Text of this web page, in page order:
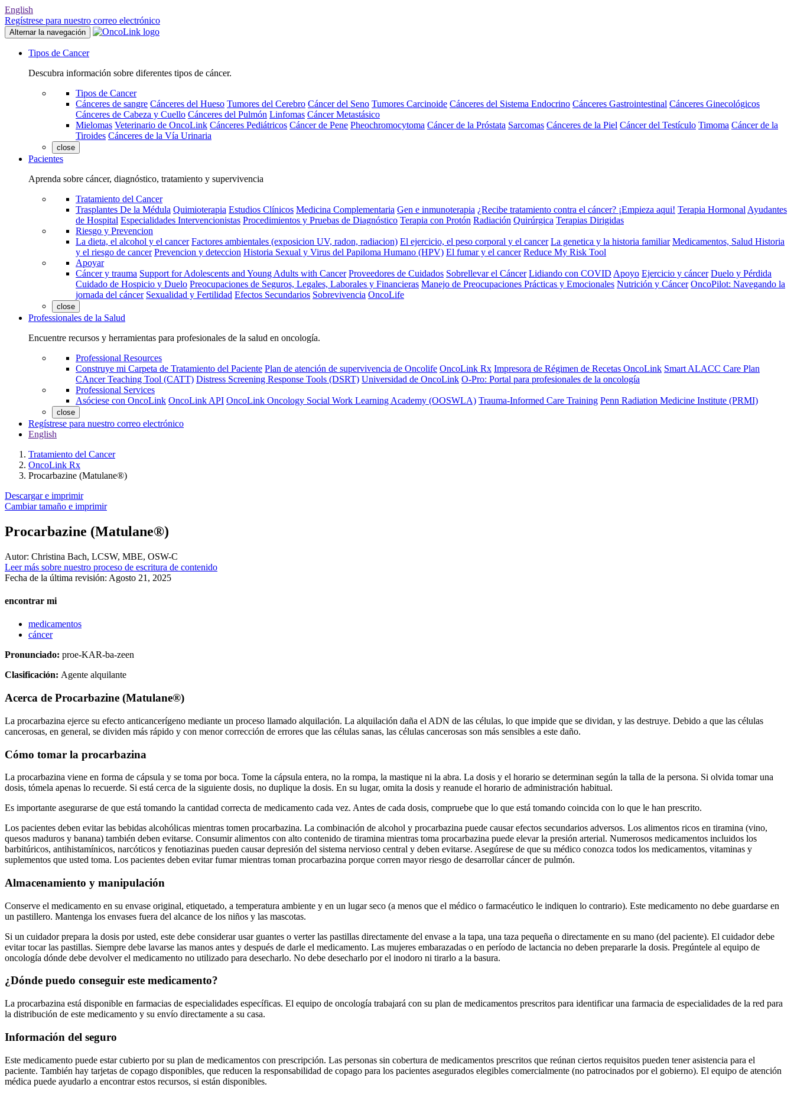
English
Regístrese para nuestro correo electrónico
Alternar la navegación
Tipos de Cancer
Descubra información sobre diferentes tipos de cáncer.
Tipos de Cancer
Cánceres de sangre Cánceres del Hueso Tumores del Cerebro Cáncer del Seno Tumores Carcinoide Cánceres del Sistema Endocrino Cánceres Gastrointestinal Cánceres Ginecológicos
Cánceres de Cabeza y Cuello Cánceres del Pulmón Linfomas Cáncer Metastásico
Mielomas Veterinario de OncoLink Cánceres Pediátricos Cáncer de Pene Pheochromocytoma Cáncer de la Próstata Sarcomas Cánceres de la Piel Cáncer del Testículo Timoma Cáncer de la
Tiroides Cánceres de la Vía Urinaria
close
Pacientes
Aprenda sobre cáncer, diagnóstico, tratamiento y supervivencia
Tratamiento del Cancer
Trasplantes De la Médula Quimioterapia Estudios Clínicos Medicina Complementaria Gen e inmunoterapia ¿Recibe tratamiento contra el cáncer? ¡Empieza aqui! Terapia Hormonal Ayudantes
de Hospital Especialidades Intervencionistas Procedimientos y Pruebas de Diagnóstico Terapia con Protón Radiación Quirúrgica Terapias Dirigidas
Riesgo y Prevencion
La dieta, el alcohol y el cancer Factores ambientales (exposicion UV, radon, radiacion) El ejercicio, el peso corporal y el cancer La genetica y la historia familiar Medicamentos, Salud Historia
y el riesgo de cancer Prevencion y deteccion Historia Sexual y Virus del Papiloma Humano (HPV) El fumar y el cancer Reduce My Risk Tool
Apoyar
Cáncer y trauma Support for Adolescents and Young Adults with Cancer Proveedores de Cuidados Sobrellevar el Cáncer Lidiando con COVID Apoyo Ejercicio y cáncer Duelo y Pérdida
Cuidado de Hospicio y Duelo Preocupaciones de Seguros, Legales, Laborales y Financieras Manejo de Preocupaciones Prácticas y Emocionales Nutrición y Cáncer OncoPilot: Navegando la
jornada del cáncer Sexualidad y Fertilidad Efectos Secundarios Sobrevivencia OncoLife
close
Professionales de la Salud
Encuentre recursos y herramientas para profesionales de la salud en oncología.
Professional Resources
Construye mi Carpeta de Tratamiento del Paciente Plan de atención de supervivencia de Oncolife OncoLink Rx Impresora de Régimen de Recetas OncoLink Smart ALACC Care Plan
CAncer Teaching Tool (CATT) Distress Screening Response Tools (DSRT) Universidad de OncoLink O-Pro: Portal para profesionales de la oncología
Professional Services
Asóciese con OncoLink OncoLink API OncoLink Oncology Social Work Learning Academy (OOSWLA) Trauma-Informed Care Training Penn Radiation Medicine Institute (PRMI)
close
Regístrese para nuestro correo electrónico
English
Tratamiento del Cancer
OncoLink Rx
Procarbazine (Matulane®)
Descargar e imprimir
Cambiar tamaño e imprimir
Procarbazine (Matulane®)
Autor: Christina Bach, LCSW, MBE, OSW-C
Leer más sobre nuestro proceso de escritura de contenido
Fecha de la última revisión: Agosto 21, 2025
encontrar mi
medicamentos
cáncer
Pronunciado: proe-KAR-ba-zeen
Clasificación: Agente alquilante
Acerca de Procarbazine (Matulane®)
La procarbazina ejerce su efecto anticancerígeno mediante un proceso llamado alquilación. La alquilación daña el ADN de las células, lo que impide que se dividan, y las destruye. Debido a que las células
cancerosas, en general, se dividen más rápido y con menor corrección de errores que las células sanas, las células cancerosas son más sensibles a este daño.
Cómo tomar la procarbazina
La procarbazina viene en forma de cápsula y se toma por boca. Tome la cápsula entera, no la rompa, la mastique ni la abra. La dosis y el horario se determinan según la talla de la persona. Si olvida tomar una
dosis, tómela apenas lo recuerde. Si está cerca de la siguiente dosis, no duplique la dosis. En su lugar, omita la dosis y reanude el horario de administración habitual.
Es importante asegurarse de que está tomando la cantidad correcta de medicamento cada vez. Antes de cada dosis, compruebe que lo que está tomando coincida con lo que le han prescrito.
Los pacientes deben evitar las bebidas alcohólicas mientras tomen procarbazina. La combinación de alcohol y procarbazina puede causar efectos secundarios adversos. Los alimentos ricos en tiramina (vino,
quesos maduros y banana) también deben evitarse. Consumir alimentos con alto contenido de tiramina mientras toma procarbazina puede elevar la presión arterial. Numerosos medicamentos incluidos los
barbitúricos, antihistamínicos, narcóticos y fenotiazinas pueden causar depresión del sistema nervioso central y deben evitarse. Asegúrese de que su médico conozca todos los medicamentos, vitaminas y
suplementos que usted toma. Los pacientes deben evitar fumar mientras toman procarbazina porque corren mayor riesgo de desarrollar cáncer de pulmón.
Almacenamiento y manipulación
Conserve el medicamento en su envase original, etiquetado, a temperatura ambiente y en un lugar seco (a menos que el médico o farmacéutico le indiquen lo contrario). Este medicamento no debe guardarse en
un pastillero. Mantenga los envases fuera del alcance de los niños y las mascotas.
Si un cuidador prepara la dosis por usted, este debe considerar usar guantes o verter las pastillas directamente del envase a la tapa, una taza pequeña o directamente en su mano (del paciente). El cuidador debe
evitar tocar las pastillas. Siempre debe lavarse las manos antes y después de darle el medicamento. Las mujeres embarazadas o en período de lactancia no deben prepararle la dosis. Pregúntele al equipo de
oncología dónde debe devolver el medicamento no utilizado para desecharlo. No debe desecharlo por el inodoro ni tirarlo a la basura.
¿Dónde puedo conseguir este medicamento?
La procarbazina está disponible en farmacias de especialidades específicas. El equipo de oncología trabajará con su plan de medicamentos prescritos para identificar una farmacia de especialidades de la red para
la distribución de este medicamento y su envío directamente a su casa.
Información del seguro
Este medicamento puede estar cubierto por su plan de medicamentos con prescripción. Las personas sin cobertura de medicamentos prescritos que reúnan ciertos requisitos pueden tener asistencia para el
paciente. También hay tarjetas de copago disponibles, que reducen la responsabilidad de copago para los pacientes asegurados elegibles comercialmente (no patrocinados por el gobierno). El equipo de atención
médica puede ayudarlo a encontrar estos recursos, si están disponibles.